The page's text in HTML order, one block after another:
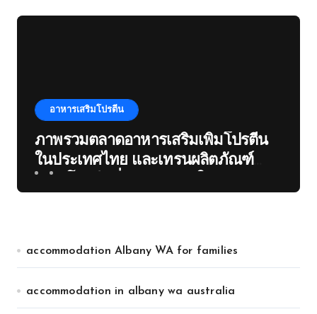
อาหารเสริมโปรตีน
ภาพรวมตลาดอาหารเสริมเพิ่มโปรตีน
ในประเทศไทย และเทรนผลิตภัณฑ์
accommodation Albany WA for families
accommodation in albany wa australia